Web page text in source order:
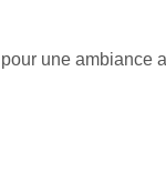
une ambiance